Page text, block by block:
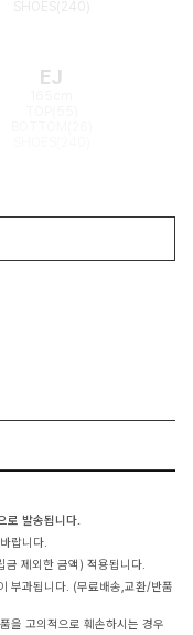
EJ
로 발송됩니다.
랍니다.
제외한 금액) 적용됩니다.
부과됩니다. (무료배송,교환/반품
을 고의적으로 훼손하시는 경우